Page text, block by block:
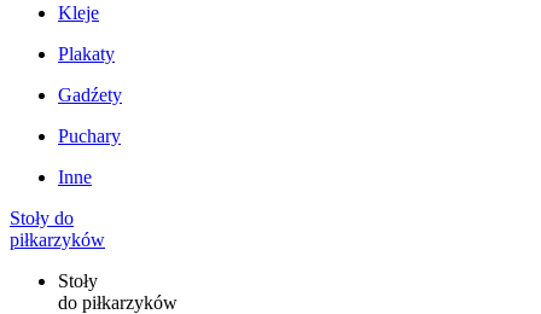
Kleje
Plakaty
Gadźety
Puchary
Inne
Stoły do
piłkarzyków
Stoły
do piłkarzyków